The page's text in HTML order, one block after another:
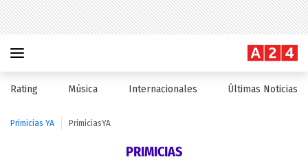
Rating Música Internacionales Últimas Noticias
Primicias YA PrimiciasYA
PRIMICIAS